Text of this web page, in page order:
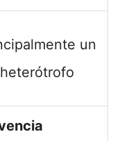
un
heterótrofo